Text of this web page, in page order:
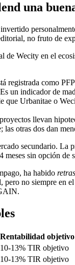
una
no fruto de
de Wecity en el
registrada como
un indicador de
que Urbanitae o
llevan
las otras dos dan
secundario.
sin opción de
ha habido
pero no siempre en
Rentabilidad objetivo
10-13% TIR objetivo
10-13% TIR objetivo